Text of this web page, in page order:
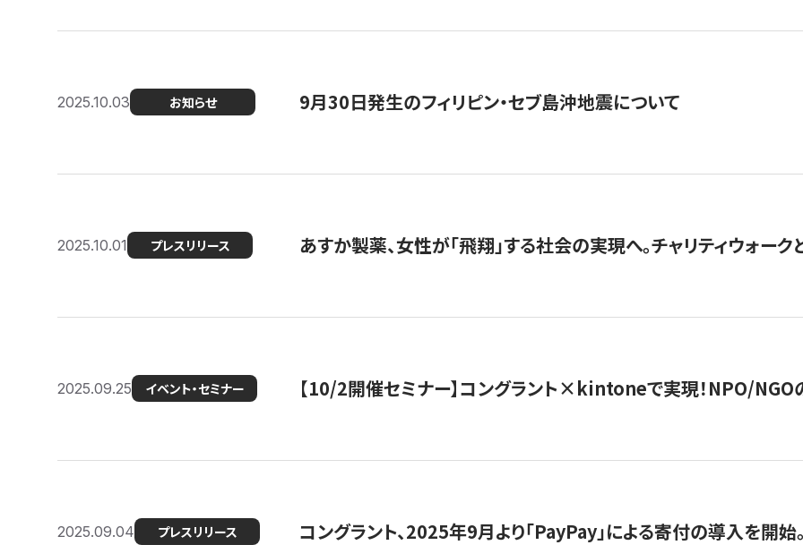
2025.10.03 お知らせ 9月30日発生のフィリピン・セブ島沖地震について
2025.10.01 プレスリリース あすか製薬、女性が「飛翔」する社会の実現へ。チャリティウォー
2025.09.25 イベント・セミナー 【10/2開催セミナー】コングラント×kintoneで実現！NPO/NGO
2025.09.04 プレスリリース コングラント、2025年9月より「PayPay」による寄付の導入を開始